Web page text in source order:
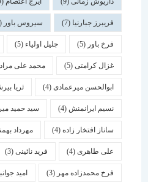
فریبرز جبارنیا(7) سیروس باور(6)
فرخ باور(5) جلیل اولیاء(5) نادر
غزال کرامتی(5) محمد علی مرادی(4)
ابوالحسن میرعمادی(4) ثریا بیرشک(4)
نسیم ایرانمنش(4) سید حمید میرمیران(4)
ساناز افتخار زاده(4) مهرداد بهمنی (4)
علی طاهری(4) فرید نائینی(3)
فرخ محمدزاده مهر(3) امید جوانبخت(3)